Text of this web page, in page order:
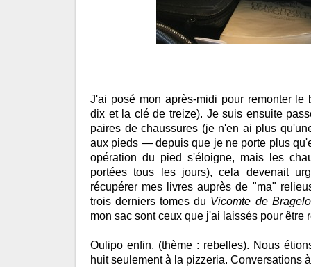
J'ai posé mon après-midi pour remonter le
dix et la clé de treize). Je suis ensuite
paires de chaussures (je n'en ai plus
aux pieds — depuis que je ne porte plus
opération du pied s'éloigne, mais les
portées tous les jours), cela devenait
récupérer mes livres auprès de "ma"
trois derniers tomes du Vicomte de
mon sac sont ceux que j'ai laissés pour être
Oulipo enfin. (thème : rebelles). Nous
huit seulement à la pizzeria. Conversations